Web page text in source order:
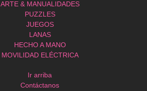
ARTE & MANUALIDADES
PUZZLES
JUEGOS
LANAS
HECHO A MANO
MOVILIDAD ELÉCTRICA
Ir arriba
Contáctanos